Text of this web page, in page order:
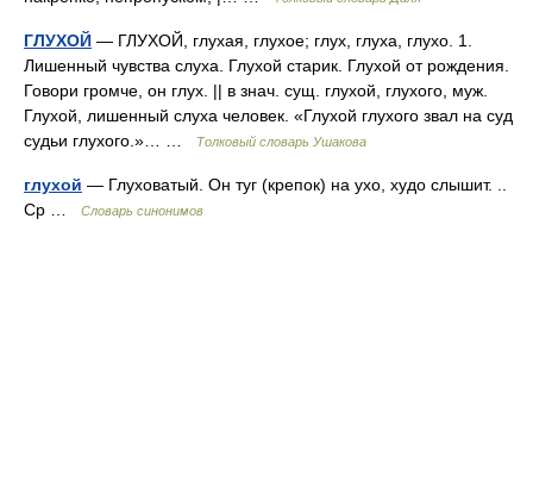
ГЛУХОЙ — ГЛУХОЙ, глухая, глухое; глух, глуха, глухо. 1.
Лишенный чувства слуха. Глухой старик. Глухой от рождения.
Говори громче, он глух. || в знач. сущ. глухой, глухого, муж.
Глухой, лишенный слуха человек. «Глухой глухого звал на суд
судьи глухого.»… …
Толковый словарь Ушакова
глухой — Глуховатый. Он туг (крепок) на ухо, худо слышит. ..
Ср …
Словарь синонимов